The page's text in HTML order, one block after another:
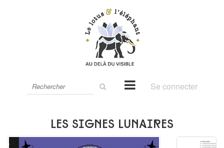
le
Se connecter
Les signes lunaires